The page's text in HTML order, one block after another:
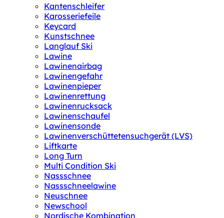
Kantenschleifer
Karosseriefeile
Keycard
Kunstschnee
Langlauf Ski
Lawine
Lawinenairbag
Lawinengefahr
Lawinenpieper
Lawinenrettung
Lawinenrucksack
Lawinenschaufel
Lawinensonde
Lawinenverschüttetensuchgerät (LVS)
Liftkarte
Long Turn
Multi Condition Ski
Nassschnee
Nassschneelawine
Neuschnee
Newschool
Nordische Kombination